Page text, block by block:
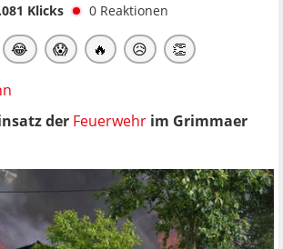
Klicks 0 Reaktionen
😂 😱 🔥 😥 👏
der Feuerwehr im Grimmaer